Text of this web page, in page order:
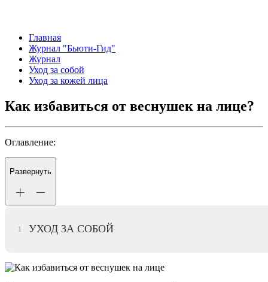
Главная
Журнал "Бьюти-Гид"
Журнал
Уход за собой
Уход за кожей лица
Как избавиться от веснушек на лице?
Оглавление:
Развернуть
УХОД ЗА СОБОЙ